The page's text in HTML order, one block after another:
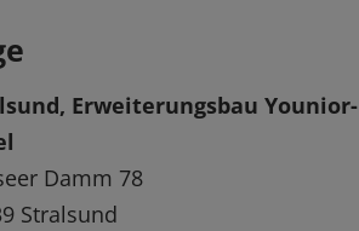
Erweiterungsbau Younior-
Damm 78
Stralsund